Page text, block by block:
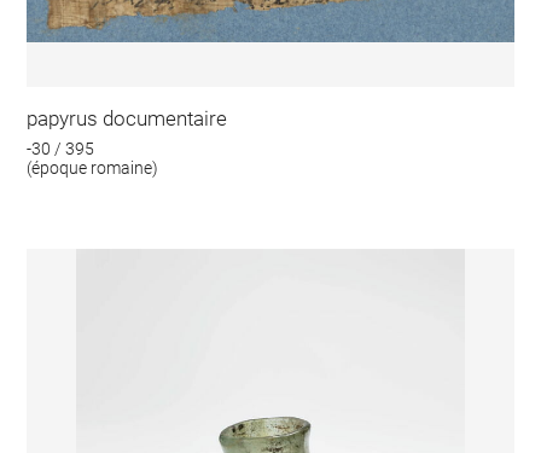
papyrus documentaire
-30 / 395
(époque romaine)